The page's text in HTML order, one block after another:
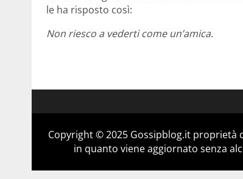
le ha risposto così:
Non riesco a vederti come un’amica.
Copyright © 2025 Gossipblog.it proprietà
in quanto viene aggiornato senza